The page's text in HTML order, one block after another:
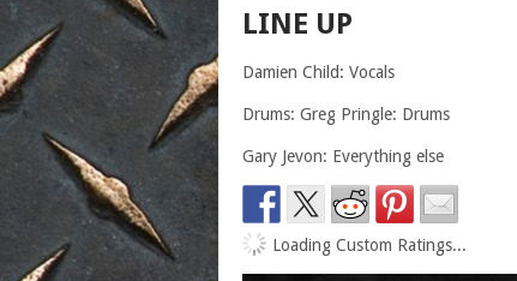
LINE UP
Damien Child: Vocals
Drums: Greg Pringle: Drums
Gary Jevon: Everything else
Loading Custom Ratings...